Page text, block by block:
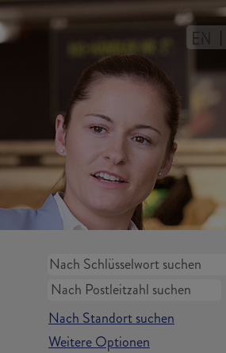
|
Nach Standort suchen
Weitere Optionen